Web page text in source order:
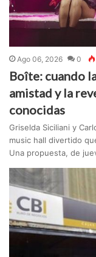
Ago 06, 2026 0
Boîte: cuando
amistad y la
conocidas
Griselda Siciliani y
music hall divertido
Una propuesta, de